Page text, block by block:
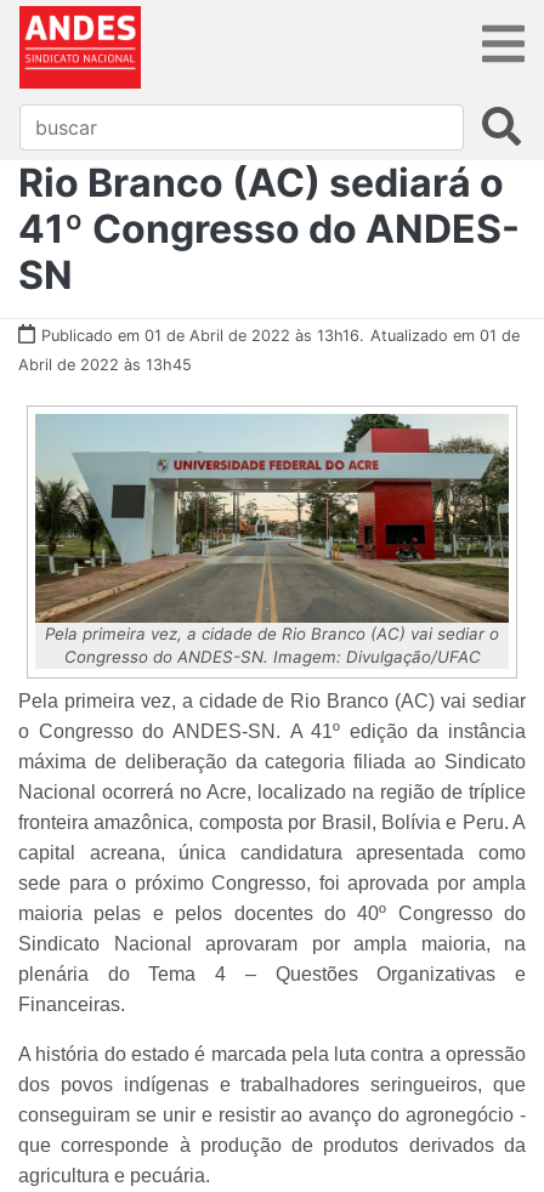
Rio Branco (AC) sediará o
41º Congresso do ANDES-
SN
Publicado em 01 de Abril de 2022 às 13h16. Atualizado em 01 de
Abril de 2022 às 13h45
Pela primeira vez, a cidade de Rio Branco (AC) vai sediar o
Congresso do ANDES-SN. Imagem: Divulgação/UFAC
Pela primeira vez, a cidade de Rio Branco (AC) vai sediar
o Congresso do ANDES-SN. A 41º edição da instância
máxima de deliberação da categoria filiada ao Sindicato
Nacional ocorrerá no Acre, localizado na região de tríplice
fronteira amazônica, composta por Brasil, Bolívia e Peru. A
capital acreana, única candidatura apresentada como
sede para o próximo Congresso, foi aprovada por ampla
maioria pelas e pelos docentes do 40º Congresso do
Sindicato Nacional aprovaram por ampla maioria, na
plenária do Tema 4 – Questões Organizativas e
Financeiras.
A história do estado é marcada pela luta contra a opressão
dos povos indígenas e trabalhadores seringueiros, que
conseguiram se unir e resistir ao avanço do agronegócio -
que corresponde à produção de produtos derivados da
agricultura e pecuária.